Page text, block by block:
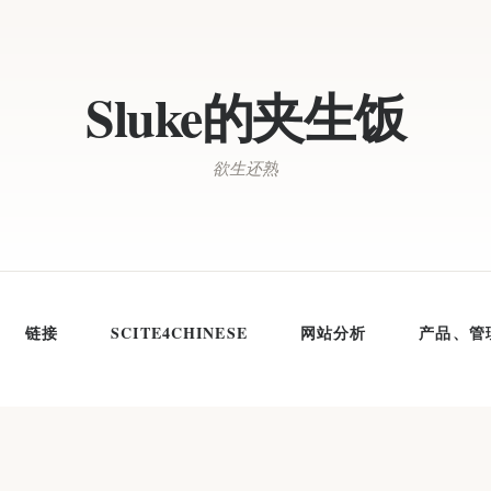
Sluke的夹生饭
欲生还熟
链接 SCITE4CHINESE 网站分析 产品、管